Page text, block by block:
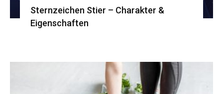
Sternzeichen Stier – Charakter &
Eigenschaften